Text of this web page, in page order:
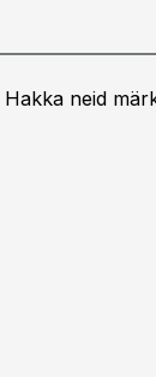
Hakka neid